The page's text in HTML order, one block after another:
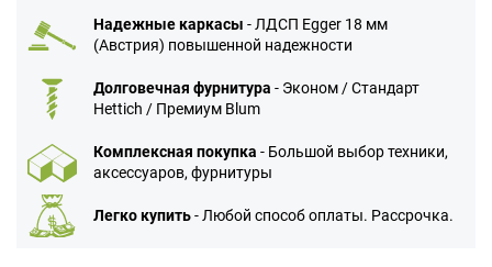
Надежные каркасы - ЛДСП Egger 18 мм
(Австрия) повышенной надежности
Долговечная фурнитура - Эконом / Стандарт
Hettich / Премиум Blum
Комплексная покупка - Большой выбор техники,
аксессуаров, фурнитуры
Легко купить- Любой способ оплаты. Рассрочка.